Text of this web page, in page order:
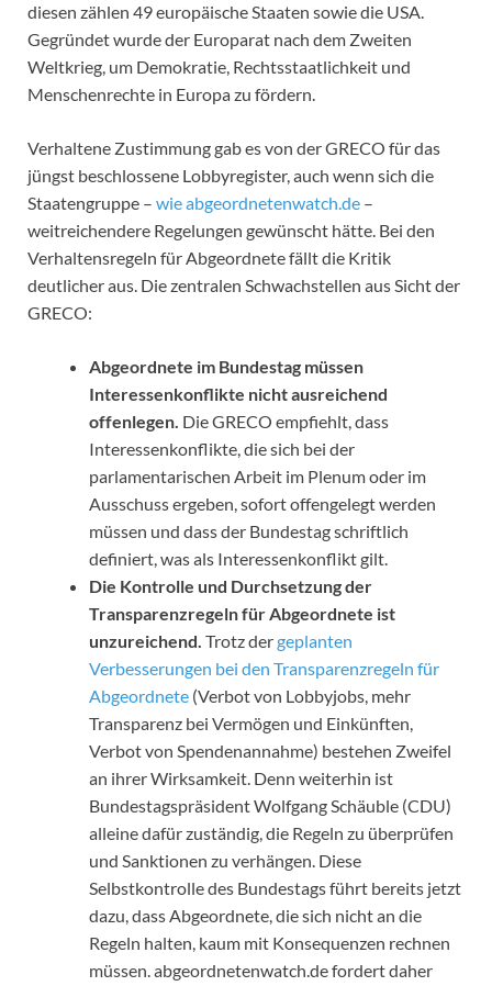
diesen zählen 49 europäische Staaten sowie die USA.
Gegründet wurde der Europarat nach dem Zweiten
Weltkrieg, um Demokratie, Rechtsstaatlichkeit und
Menschenrechte in Europa zu fördern.
Verhaltene Zustimmung gab es von der GRECO für das
jüngst beschlossene Lobbyregister, auch wenn sich die
Staatengruppe – wie abgeordnetenwatch.de –
weitreichendere Regelungen gewünscht hätte. Bei den
Verhaltensregeln für Abgeordnete fällt die Kritik
deutlicher aus. Die zentralen Schwachstellen aus Sicht der
GRECO:
Abgeordnete im Bundestag müssen
Interessenkonflikte nicht ausreichend
offenlegen. Die GRECO empfiehlt, dass
Interessenkonflikte, die sich bei der
parlamentarischen Arbeit im Plenum oder im
Ausschuss ergeben, sofort offengelegt werden
müssen und dass der Bundestag schriftlich
definiert, was als Interessenkonflikt gilt.
Die Kontrolle und Durchsetzung der
Transparenzregeln für Abgeordnete ist
unzureichend. Trotz dergeplanten
Verbesserungen bei den Transparenzregeln für
Abgeordnete (Verbot von Lobbyjobs, mehr
Transparenz bei Vermögen und Einkünften,
Verbot von Spendenannahme) bestehen Zweifel
an ihrer Wirksamkeit. Denn weiterhin ist
Bundestagspräsident Wolfgang Schäuble (CDU)
alleine dafür zuständig, die Regeln zu überprüfen
und Sanktionen zu verhängen. Diese
Selbstkontrolle des Bundestags führt bereits jetzt
dazu, dass Abgeordnete, die sich nicht an die
Regeln halten, kaum mit Konsequenzen rechnen
müssen. abgeordnetenwatch.de fordert daher